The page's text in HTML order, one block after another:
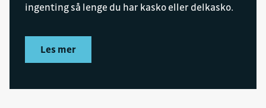
ingenting så lenge du har kasko eller delkasko.
Les mer